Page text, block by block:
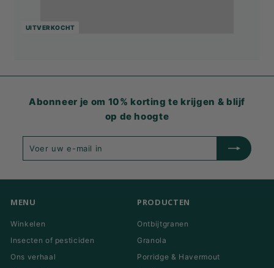
UITVERKOCHT
Abonneer je om 10% korting te krijgen & blijf
op de hoogte
mail
MENU
Winkelen
Insecten of pesticiden
Ons verhaal
PRODUCTEN
Ontbijtgranen
Granola
Porridge & Havermout